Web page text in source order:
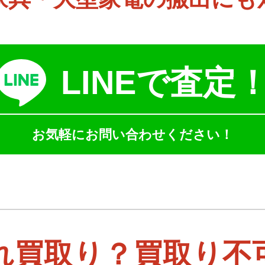
LINEで査定
お気軽にお問い合わせください！
買取り？買取り不